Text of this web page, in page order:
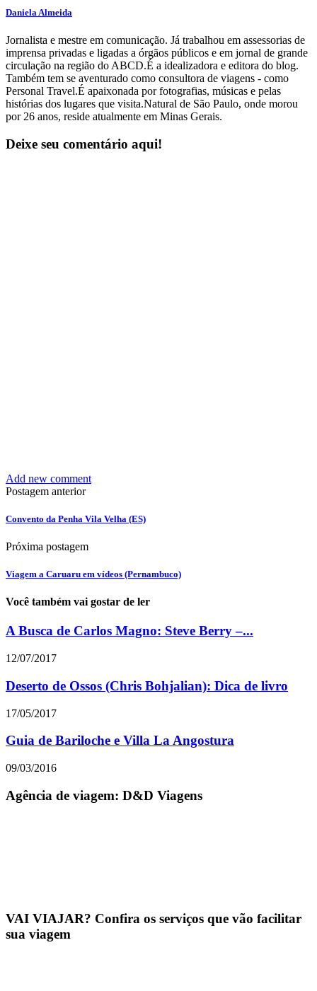
Daniela Almeida
Jornalista e mestre em comunicação. Já trabalhou em assessorias de
imprensa privadas e ligadas a órgãos públicos e em jornal de grande
circulação na região do ABCD.É a idealizadora e editora do blog.
Também tem se aventurado como consultora de viagens - como
Personal Travel.É apaixonada por fotografias, músicas e pelas
histórias dos lugares que visita.Natural de São Paulo, onde morou
por 26 anos, reside atualmente em Minas Gerais.
Deixe seu comentário aqui!
Add new comment
Postagem anterior
Convento da Penha Vila Velha (ES)
Próxima postagem
Viagem a Caruaru em vídeos (Pernambuco)
Você também vai gostar de ler
A Busca de Carlos Magno: Steve Berry –...
12/07/2017
Deserto de Ossos (Chris Bohjalian): Dica de livro
17/05/2017
Guia de Bariloche e Villa La Angostura
09/03/2016
Agência de viagem: D&D Viagens
VAI VIAJAR? Confira os serviços que vão facilitar
sua viagem